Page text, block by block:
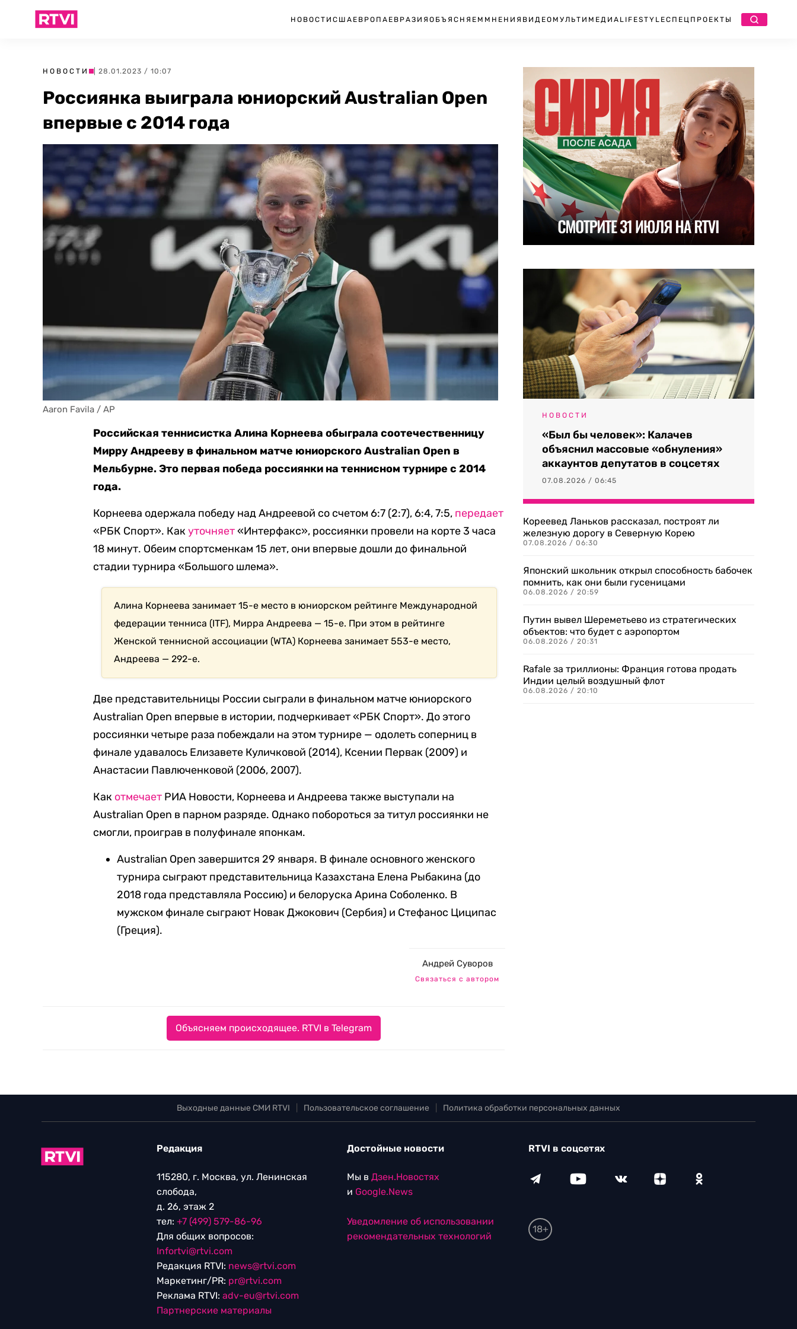
НОВОСТИ США ЕВРОПА ЕВРАЗИЯ ОБЪЯСНЯЕМ МНЕНИЯ ВИДЕО МУЛЬТИМЕДИА LIFESTYLEСПЕЦПРОЕКТЫ
НОВОСТИ | 28.01.2023 / 10:07
Россиянка выиграла юниорский Australian Open
впервые с 2014 года
Aaron Favila / AP
Российская теннисистка Алина Корнеева обыграла соотечественницу
Мирру Андрееву в финальном матче юниорского Australian Open в
Мельбурне. Это первая победа россиянки на теннисном турнире с 2014
года.
Корнеева одержала победу над Андреевой со счетом 6:7 (2:7), 6:4, 7:5, передает
«РБК Спорт». Какуточняет«Интерфакс», россиянки провели на корте 3 часа
18 минут. Обеим спортсменкам 15 лет, они впервые дошли до финальной
стадии турнира «Большого шлема».
Алина Корнеева занимает 15-е место в юниорском рейтинге Международной
федерации тенниса (ITF), Мирра Андреева — 15-е. При этом в рейтинге
Женской теннисной ассоциации (WTA) Корнеева занимает 553-е место,
Андреева — 292-е.
Две представительницы России сыграли в финальном матче юниорского
Australian Open впервые в истории, подчеркивает «РБК Спорт». До этого
россиянки четыре раза побеждали на этом турнире — одолеть соперниц в
финале удавалось Елизавете Куличковой (2014), Ксении Первак (2009) и
Анастасии Павлюченковой (2006, 2007).
Как отмечает РИА Новости, Корнеева и Андреева также выступали на
Australian Open в парном разряде. Однако побороться за титул россиянки не
смогли, проиграв в полуфинале японкам.
Australian Open завершится 29 января. В финале основного женского
турнира сыграют представительница Казахстана Елена Рыбакина (до
2018 года представляла Россию) и белоруска Арина Соболенко. В
мужском финале сыграют Новак Джокович (Сербия) и Стефанос Циципас
(Греция).
Андрей Суворов
Связаться с автором
Объясняем происходящее. RTVI в Telegram
НОВОСТИ
«Был бы человек»: Калачев
объяснил массовые «обнуления»
аккаунтов депутатов в соцсетях
07.08.2026 / 06:45
Кореевед Ланьков рассказал, построят ли
железную дорогу в Северную Корею
07.08.2026 / 06:30
Японский школьник открыл способность бабочек
помнить, как они были гусеницами
06.08.2026 / 20:59
Путин вывел Шереметьево из стратегических
объектов: что будет с аэропортом
06.08.2026 / 20:31
Rafale за триллионы: Франция готова продать
Индии целый воздушный флот
06.08.2026 / 20:10
Выходные данные СМИ RTVI Пользовательское соглашение Политика обработки персональных данных
Редакция
115280, г. Москва, ул. Ленинская
слобода,
д. 26, этаж 2
тел: +7 (499) 579-86-96
Для общих вопросов:
Infortvi@rtvi.com
Редакция RTVI: news@rtvi.com
Маркетинг/PR: pr@rtvi.com
Реклама RTVI: adv-eu@rtvi.com
Партнерские материалы
Достойные новости
Мы в Дзен.Новостях
и Google.News
Уведомление об использовании
рекомендательных технологий
RTVI в соцсетях
18+